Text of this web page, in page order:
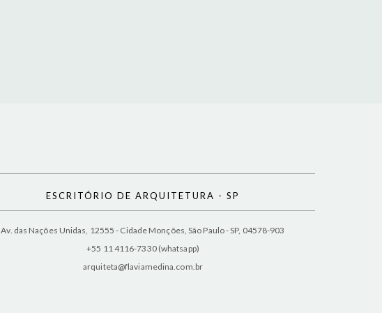
ESCRITÓRIO DE ARQUITETURA - SP
Av. das Nações Unidas, 12555 - Cidade Monções, São Paulo - SP, 04578-903
+55 11 4116-7330 (whatsapp)
arquiteta@flaviamedina.com.br